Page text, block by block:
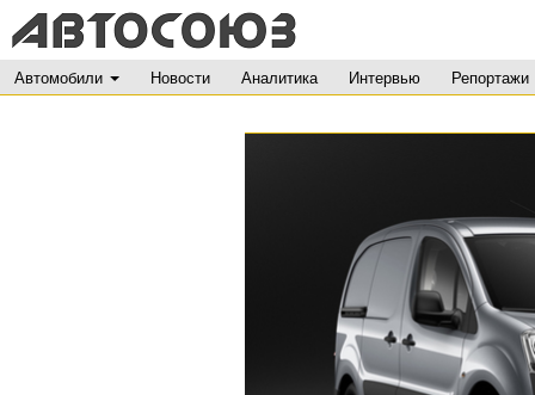
Автомобили Новости Аналитика Интервью Репортажи